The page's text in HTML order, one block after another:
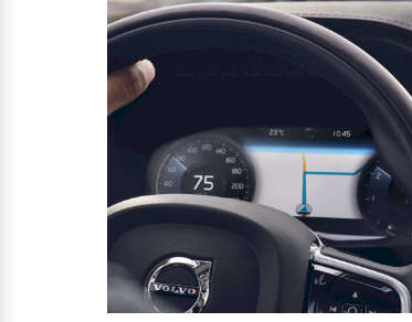
Mild-Hybrid
4 Modelle
Geschäftskunden
Editionsmodelle
Aktuelle Angebote
Über uns